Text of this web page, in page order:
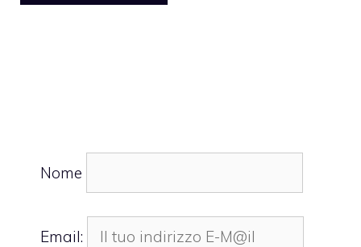
Nome
Email: